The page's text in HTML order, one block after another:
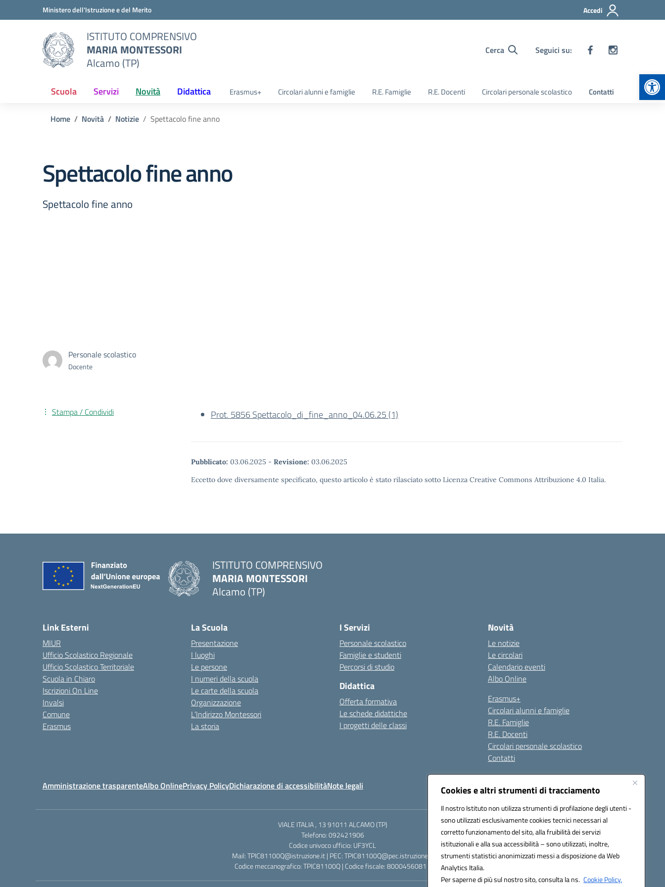
Cookies e altri strumenti di tracciamento
Il nostro Istituto non utilizza strumenti di profilazione degli utenti -
sono utilizzati esclusivamente cookies tecnici necessari al
corretto funzionamento del sito, alla fruibilità dei servizi
istituzionali e alla sua accessibilità – sono utilizzati, inoltre,
strumenti statistici anonimizzati messi a disposizione da Web
Analytics Italia.
Per saperne di più sul nostro sito, consulta la ns. Cookie Policy.
Vai ai contenuti
Vai al menu di navigazioneMinistero dell'Istruzione e del Merito Accedi
ISTITUTO COMPRENSIVO
MARIA MONTESSORI
Alcamo (TP)
Cerca Seguici su:
Scuola Servizi Novità Didattica Erasmus+ Circolari alunni e famiglie R.E. Famiglie R.E. Docenti Circolari personale scolastico Contatti
Home Novità Notizie Spettacolo fine anno
Spettacolo fine anno
Spettacolo fine anno
Personale scolastico
Docente
Prot. 5856 Spettacolo_di_fine_anno_04.06.25 (1)
Pubblicato: 03.06.2025 - Revisione: 03.06.2025
Eccetto dove diversamente specificato, questo articolo è stato rilasciato sotto Licenza Creative Commons Attribuzione 4.0 Italia.
Stampa / Condividi
ISTITUTO COMPRENSIVO
MARIA MONTESSORI
Alcamo (TP)
Link Esterni
MIUR
Ufficio Scolastico Regionale
Ufficio Scolastico Territoriale
Scuola in Chiaro
Iscrizioni On Line
Invalsi
Comune
Erasmus
La Scuola
Presentazione
I luoghi
Le persone
I numeri della scuola
Le carte della scuola
Organizzazione
L’Indirizzo Montessori
La storia
I Servizi
Personale scolastico
Famiglie e studenti
Percorsi di studio
Didattica
Offerta formativa
Le schede didattiche
I progetti delle classi
Novità
Le notizie
Le circolari
Calendario eventi
Albo Online
Erasmus+
Circolari alunni e famiglie
R.E. Famiglie
R.E. Docenti
Circolari personale scolastico
Contatti
Amministrazione trasparenteAlbo OnlinePrivacy PolicyDichiarazione di accessibilitàNote legali Seguici su:
VIALE ITALIA , 13 91011 ALCAMO (TP)
Telefono: 092421906
Codice univoco ufficio: UF3YCL
Mail: TPIC81100Q@istruzione.it | PEC: TPIC81100Q@pec.istruzione.it
Codice meccanografico: TPIC81100Q | Codice fiscale: 80004560811